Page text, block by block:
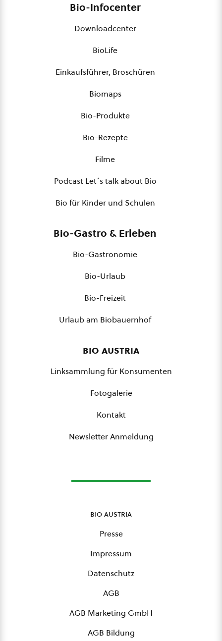
Bio-Infocenter
Downloadcenter
BioLife
Einkaufsführer, Broschüren
Biomaps
Bio-Produkte
Bio-Rezepte
Filme
Podcast Let´s talk about Bio
Bio für Kinder und Schulen
Bio-Gastro & Erleben
Bio-Gastronomie
Bio-Urlaub
Bio-Freizeit
Urlaub am Biobauernhof
bio austria
Linksammlung für Konsumenten
Fotogalerie
Kontakt
Newsletter Anmeldung
bio austria
Presse
Impressum
Datenschutz
AGB
AGB Marketing GmbH
AGB Bildung